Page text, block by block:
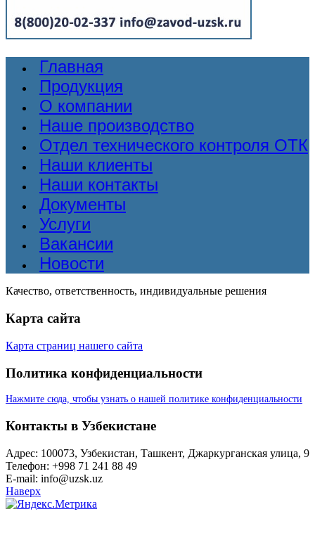
Главная
Продукция
О компании
Наше производство
Отдел технического контроля ОТК
Наши клиенты
Наши контакты
Документы
Услуги
Вакансии
Новости
Качество, ответственность, индивидуальные решения
Карта сайта
Карта страниц нашего сайта
Политика конфиденциальности
Нажмите сюда, чтобы узнать о нашей политике конфиденциальности
Контакты в Узбекистане
Адрес: 100073, Узбекистан, Ташкент, Джаркурганская улица, 9
Телефон: +998 71 241 88 49
E-mail: info@uzsk.uz
Наверх